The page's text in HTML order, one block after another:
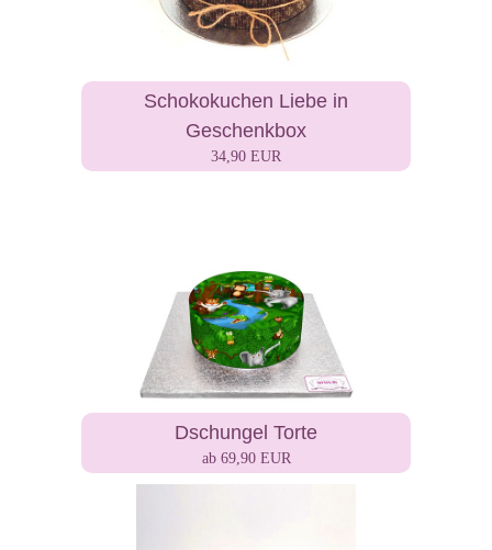
Schokokuchen Liebe in
Geschenkbox
34,90 EUR
Dschungel Torte
ab 69,90 EUR